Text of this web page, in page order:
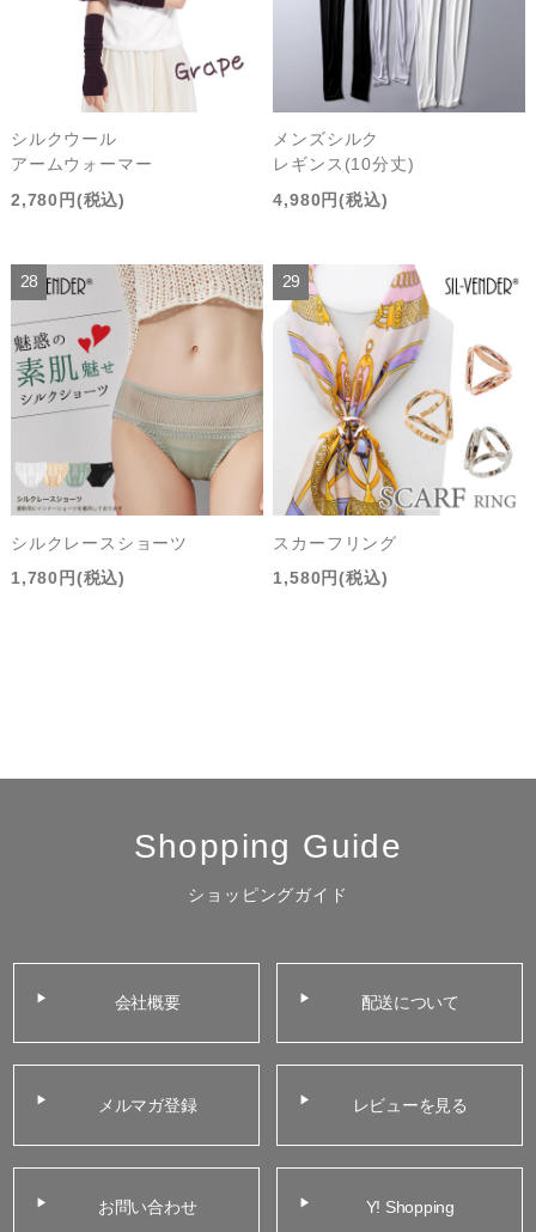
シルクウール
アームウォーマー
2,780円(税込)
メンズシルク
レギンス(10分丈)
4,980円(税込)
シルクレースショーツ
1,780円(税込)
スカーフリング
1,580円(税込)
Shopping Guide
ショッピングガイド
会社概要 配送について
メルマガ登録 レビューを見る
お問い合わせ Y! Shopping